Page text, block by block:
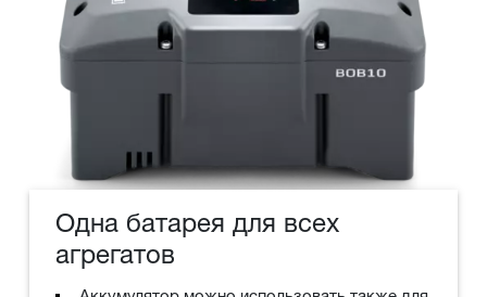
Одна батарея для всех
агрегатов